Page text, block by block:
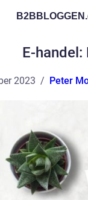
B2BBLOGGEN.
E-
2023 Peter